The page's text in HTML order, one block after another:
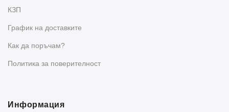
КЗП
График на доставките
Как да поръчам?
Политика за поверителност
Информация